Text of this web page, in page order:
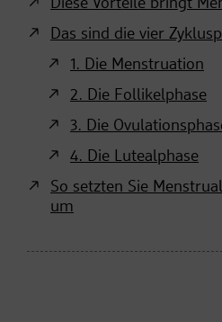
Diese Vorteile bringt
Das sind die vier
1. Die Menstruation
2. Die Follikelphase
3. Die
4. Die Lutealphase
So setzten Sie
um